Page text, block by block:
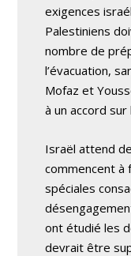
exigences
Palestiniens
nombre de
l’évacuation,
Mofaz et
à un accord
Israël attend
commencent à
spéciales
ont étudié les
devrait être